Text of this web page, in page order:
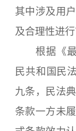
其中涉及用
及合理性进行
根据《最
民共和国民
九条，民法
条款一方未